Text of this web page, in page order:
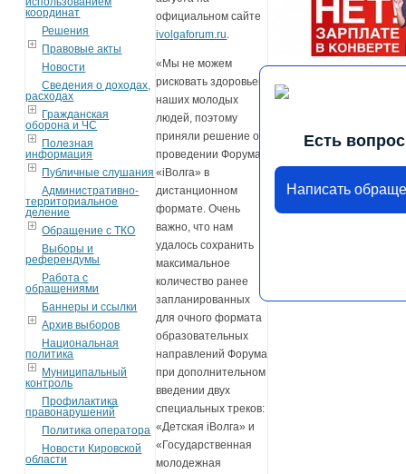
координат
Решения
Правовые акты
Новости
Сведения о доходах,
расходах
Гражданская
оборона и ЧС
Полезная
информация
Публичные слушания
Административно-
территориальное
деление
Обращение с ТКО
Выборы и
референдумы
Работа с
обращениями
Баннеры и ссылки
Архив выборов
Национальная
политика
Муниципальный
контроль
Профилактика
правонарушений
Политика оператора
Новости Кировской
области
официальном сайте
ivolgaforum.ru.
«Мы не можем
рисковать здоровьем
наших молодых
людей, поэтому
приняли решение о
проведении Форума
«iВолга» в
дистанционном
формате. Очень
важно, что нам
удалось сохранить
максимальное
количество ранее
запланированных
для очного формата
образовательных
направлений Форума
при дополнительном
введении двух
специальных треков:
«Детская iВолга» и
«Государственная
молодежная
Есть
Написать